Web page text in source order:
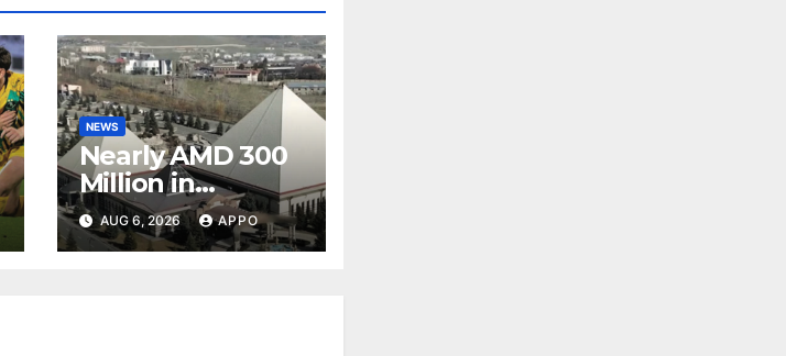
NEWS
Nearly AMD 300
Million in
Undeclared
Turnover
AUG 6, 2026 APPO